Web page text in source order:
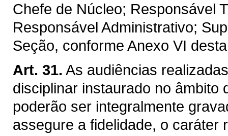
Chefe de Núcleo; Responsável
Responsável Administrativo;
Seção, conforme Anexo VI
Art. 31. As audiências
disciplinar instaurado no âmbito
poderão ser integralmente
assegure a fidelidade, o caráter